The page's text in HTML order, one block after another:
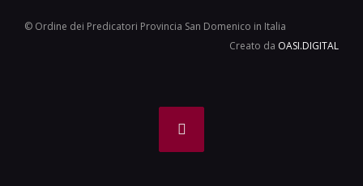
© Ordine dei Predicatori Provincia San Domenico in Italia
Creato da OASI.DIGITAL